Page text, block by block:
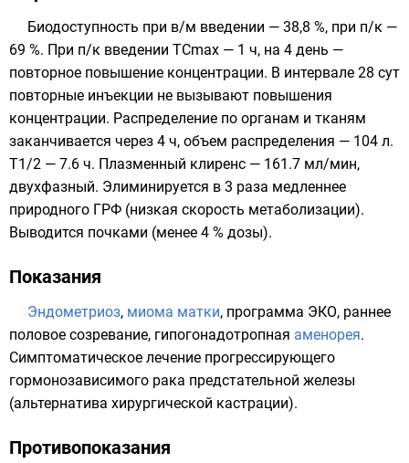
Биодоступность при в/м введении — 38,8 %, при п/к —
69 %. При п/к введении TCmax — 1 ч, на 4 день —
повторное повышение концентрации. В интервале 28 сут
повторные инъекции не вызывают повышения
концентрации. Распределение по органам и тканям
заканчивается через 4 ч, объем распределения — 104 л.
T1/2 — 7.6 ч. Плазменный клиренс — 161.7 мл/мин,
двухфазный. Элиминируется в 3 раза медленнее
природного ГРФ (низкая скорость метаболизации).
Выводится почками (менее 4 % дозы).
Показания
Эндометриоз, миома матки, программа ЭКО, раннее
половое созревание, гипогонадотропная аменорея.
Симптоматическое лечение прогрессирующего
гормонозависимого рака предстательной железы
(альтернатива хирургической кастрации).
Противопоказания